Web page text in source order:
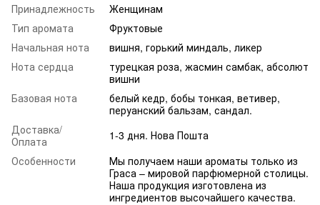
Принадлежность
Женщинам
Тип аромата
Фруктовые
Начальная нота
вишня, горький миндаль, ликер
Нота сердца
турецкая роза, жасмин самбак, абсолют
вишни
Базовая нота
белый кедр, бобы тонкая, ветивер,
перуанский бальзам, сандал.
Доставка/
Оплата
1-3 дня. Нова Пошта
Особенности
Мы получаем наши ароматы только из
Граса – мировой парфюмерной столицы.
Наша продукция изготовлена из
ингредиентов высочайшего качества.